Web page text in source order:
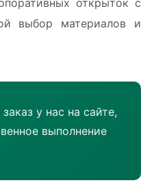
выбор материалов и
у нас на сайте,
выполнение